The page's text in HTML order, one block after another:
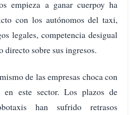
empieza a ganar cuerpoy ha
con los autónomos del taxi,
legales, competencia desigual
directo sobre sus ingresos.
de las empresas choca con
en este sector. Los plazos de
han sufrido retrasos